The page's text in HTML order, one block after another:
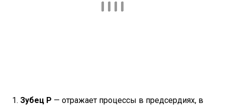
Зубец P — отражает процессы в предсердиях, в